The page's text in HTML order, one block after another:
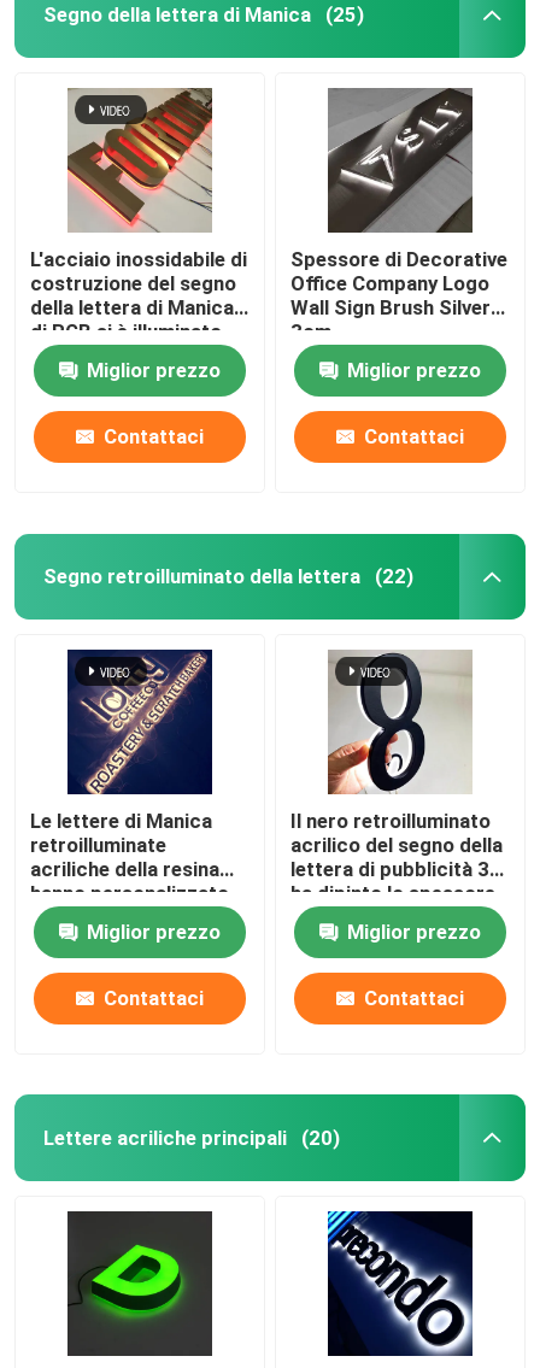
Segno della lettera di Manica (25)
L'acciaio inossidabile di
costruzione del segno
della lettera di Manica
di RGB si è illuminato
Miglior prezzo
Contattaci
Spessore di Decorative
Office Company Logo
Wall Sign Brush Silver
3cm
Miglior prezzo
Contattaci
Segno retroilluminato della lettera (22)
Le lettere di Manica
retroilluminate
acriliche della resina
hanno personalizzato
12VDC cromato
spazzolatoMiglior prezzo
Contattaci
Il nero retroilluminato
acrilico del segno della
lettera di pubblicità 3D
ha dipinto lo spessore
di 12cm
Miglior prezzo
Contattaci
Lettere acriliche principali (20)